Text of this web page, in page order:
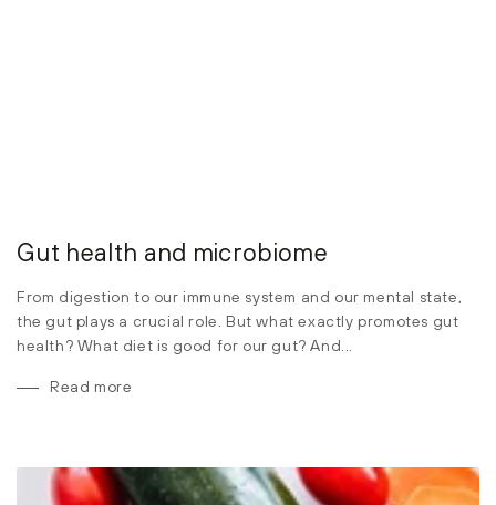
Gut health and microbiome
From digestion to our immune system and our mental state,
the gut plays a crucial role. But what exactly promotes gut
health? What diet is good for our gut? And...
Read more